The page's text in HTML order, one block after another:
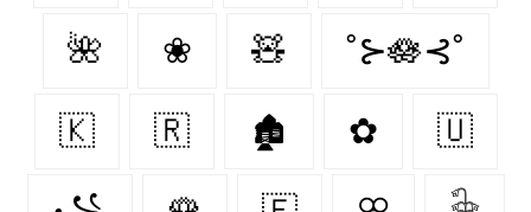
🌺 ❀ 🧸 ˚⊱🪷⊰˚
🇰‌ 🇷‌ 🏚 ✿ 🇺‌